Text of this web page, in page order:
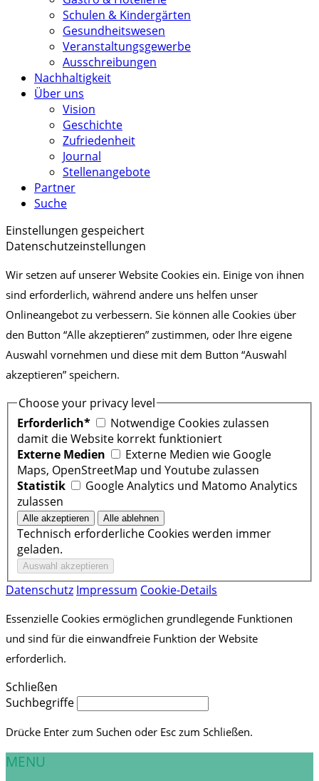
Schulen & Kindergärten
Gesundheitswesen
Veranstaltungsgewerbe
Ausschreibungen
Nachhaltigkeit
Über uns
Vision
Geschichte
Zufriedenheit
Journal
Stellenangebote
Partner
Suche
Einstellungen gespeichert
Datenschutzeinstellungen
Wir setzen auf unserer Website Cookies ein. Einige von ihnen
sind erforderlich, während andere uns helfen unser
Onlineangebot zu verbessern. Sie können alle Cookies über
den Button “Alle akzeptieren” zustimmen, oder Ihre eigene
Auswahl vornehmen und diese mit dem Button “Auswahl
akzeptieren” speichern.
Choose your privacy level
Erforderlich*
Notwendige Cookies zulassen
damit die Website korrekt funktioniert
Externe Medien
Externe Medien wie Google
Maps, OpenStreetMap und Youtube zulassen
Statistik
Google Analytics und Matomo Analytics
zulassen
Technisch erforderliche Cookies werden immer
geladen.
Datenschutz Impressum Cookie-Details
Essenzielle Cookies ermöglichen grundlegende Funktionen
und sind für die einwandfreie Funktion der Website
erforderlich.
Schließen
Suchbegriffe
Drücke Enter zum Suchen oder Esc zum Schließen.
MENU